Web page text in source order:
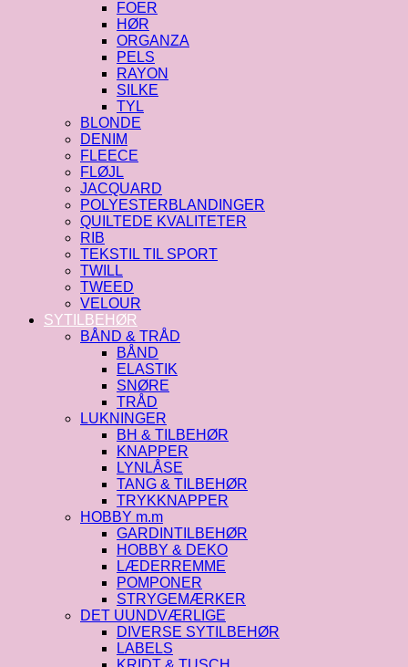
FOER
HØR
ORGANZA
PELS
RAYON
SILKE
TYL
BLONDE
DENIM
FLEECE
FLØJL
JACQUARD
POLYESTERBLANDINGER
QUILTEDE KVALITETER
RIB
TEKSTIL TIL SPORT
TWILL
TWEED
VELOUR
SYTILBEHØR
BÅND & TRÅD
BÅND
ELASTIK
SNØRE
TRÅD
LUKNINGER
BH & TILBEHØR
KNAPPER
LYNLÅSE
TANG & TILBEHØR
TRYKKNAPPER
HOBBY m.m
GARDINTILBEHØR
HOBBY & DEKO
LÆDERREMME
POMPONER
STRYGEMÆRKER
DET UUNDVÆRLIGE
DIVERSE SYTILBEHØR
LABELS